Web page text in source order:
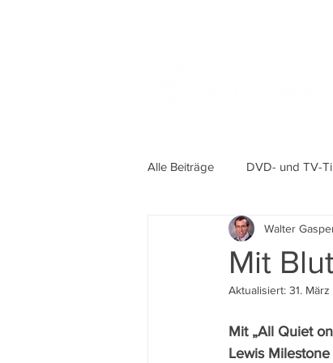
Alle Beiträge DVD- und TV-
Mit
Walter
Aktualisiert: 31. März
Mit „All Quiet
Lewis